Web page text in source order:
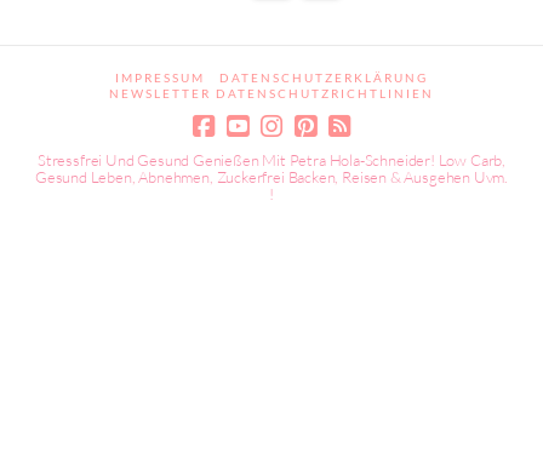
IMPRESSUM
DATENSCHUTZERKLÄRUNG
NEWSLETTER DATENSCHUTZRICHTLINIEN
Stressfrei Und Gesund Genießen Mit Petra Hola-Schneider! Low Carb,
Gesund Leben, Abnehmen, Zuckerfrei Backen, Reisen & Ausgehen Uvm.
!